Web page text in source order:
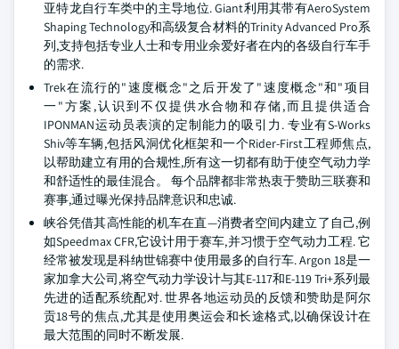
亚特龙自行车类中的主导地位. Giant利用其带有AeroSystem
Shaping Technology和高级复合材料的Trinity Advanced Pro系
列,支持包括专业人士和专用业余爱好者在内的各级自行车手
的需求.
Trek在流行的"速度概念"之后开发了"速度概念"和"项目
一"方案,认识到不仅提供水合物和存储,而且提供适合
IPONMAN运动员表演的定制能力的吸引力. 专业有S-Works
Shiv等车辆,包括风洞优化框架和一个Rider-First工程师焦点,
以帮助建立有用的合规性,所有这一切都有助于使空气动力学
和舒适性的最佳混合。 每个品牌都非常热衷于赞助三联赛和
赛事,通过曝光保持品牌意识和忠诚.
峡谷凭借其高性能的机车在直—消费者空间内建立了自己,例
如Speedmax CFR,它设计用于赛车,并习惯于空气动力工程. 它
经常被发现是科纳世锦赛中使用最多的自行车. Argon 18是一
家加拿大公司,将空气动力学设计与其E-117和E-119 Tri+系列最
先进的适配系统配对. 世界各地运动员的反馈和赞助是阿尔
贡18号的焦点,尤其是使用奥运会和长途格式,以确保设计在
最大范围的同时不断发展.